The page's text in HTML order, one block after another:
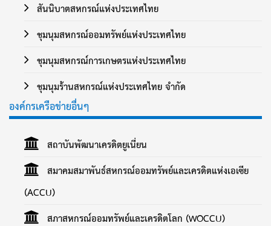
สันนิบาตสหกรณ์แห่งประเทศไทย
ชุมนุมสหกรณ์ออมทรัพย์แห่งประเทศไทย
ชุมนุมสหกรณ์การเกษตรแห่งประเทศไทย
ชุมนุมร้านสหกรณ์แห่งประเทศไทย จำกัด
องค์กรเครือข่ายอื่นๆ
สถาบันพัฒนาเครดิตยูเนี่ยน
สมาคมสมาพันธ์สหกรณ์ออมทรัพย์และเครดิตแห่งเอเซีย
(ACCU)
สภาสหกรณ์ออมทรัพย์และเครดิตโลก (WOCCU)